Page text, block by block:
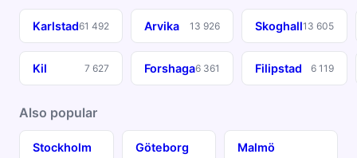
Karlstad61 492 Arvika 13 926 Skoghall13 605
Kil 7 627 Forshaga6 361 Filipstad 6 119
Also popular
Stockholm Göteborg Malmö